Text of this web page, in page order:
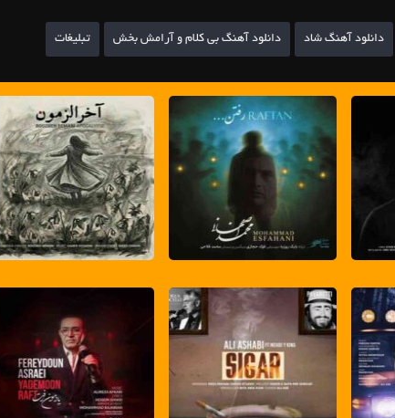
دانلود آهنگ شاد دانلود آهنگ بی کلام و آرامش بخش تبلیغات